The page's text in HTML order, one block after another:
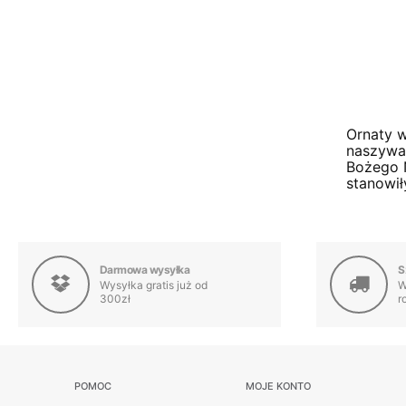
Ornaty
Bożego
Darmowa wysyłka
Wysyłka gratis już od
300zł
POMOC MOJE KONTO